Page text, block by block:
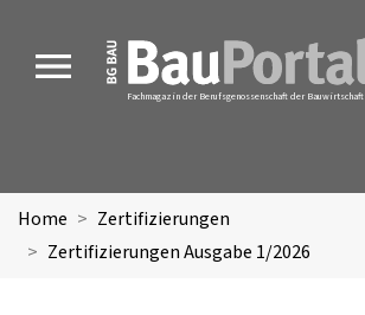
MENU
Fachmagazin der Berufsgenossenschaft der Bauwirtschaft
Home
Zertifizierungen
Zertifizierungen Ausgabe 1/2026